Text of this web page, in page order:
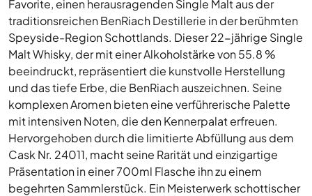
Favorite, einen herausragenden Single Malt aus der
traditionsreichen BenRiach Destillerie in der berühmten
Speyside-Region Schottlands. Dieser 22-jährige Single
Malt Whisky, der mit einer Alkoholstärke von 55.8 %
beeindruckt, repräsentiert die kunstvolle Herstellung
und das tiefe Erbe, die BenRiach auszeichnen. Seine
komplexen Aromen bieten eine verführerische Palette
mit intensiven Noten, die den Kennerpalat erfreuen.
Hervorgehoben durch die limitierte Abfüllung aus dem
Cask Nr. 24011, macht seine Rarität und einzigartige
Präsentation in einer 700ml Flasche ihn zu einem
begehrten Sammlerstück. Ein Meisterwerk schottischer